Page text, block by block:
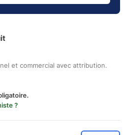
et commercial avec attribution.
?